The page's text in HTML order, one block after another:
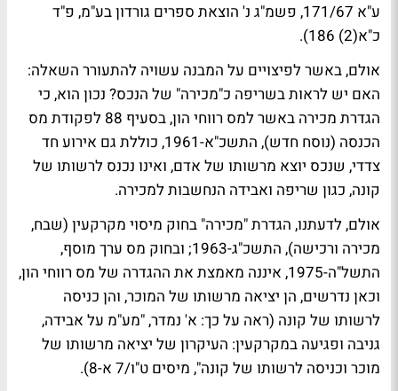
ע"א 171/67, פשמ"ג נ' הוצאת ספרים גורדון בע"מ, פ"ד
כ"א(2) 186).
אולם, באשר לפיצויים על המבנה עשויה להתעורר השאלה:
האם יש לראות בשריפה כ"מכירה" של הנכס? נכון הוא, כי
הגדרת מכירה באשר למס רווחי הון, בסעיף 88 לפקודת מס
הכנסה (נוסח חדש), התשכ"א-1961, כוללת גם אירוע חד
צדדי, שנכס יוצא מרשותו של אדם, ואינו נכנס לרשותו של
קונה, כגון שריפה ואבידה הנחשבות למכירה.
אולם, לדעתנו, הגדרת "מכירה" בחוק מיסוי מקרקעין (שבח,
מכירה ורכישה), התשכ"ג-1963; ובחוק מס ערך מוסף,
התשל"ה-1975, איננה מאמצת את ההגדרה של מס רווחי הון,
וכאן נדרשים, הן יציאה מרשותו של המוכר, והן כניסה
לרשותו של קונה (ראה על כך: א' נמדר, "מע"מ על אבידה,
גניבה ופגיעה במקרקעין: העיקרון של יציאה מרשותו של
מוכר וכניסה לרשותו של קונה", מיסים ט"ו/7 א-8).